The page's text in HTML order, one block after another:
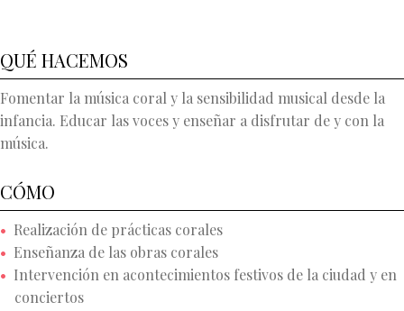
QUÉ HACEMOS
Fomentar la música coral y la sensibilidad musical desde la
infancia. Educar las voces y enseñar a disfrutar de y con la
música.
CÓMO
Realización de prácticas corales
Enseñanza de las obras corales
Intervención en acontecimientos festivos de la ciudad y en
conciertos